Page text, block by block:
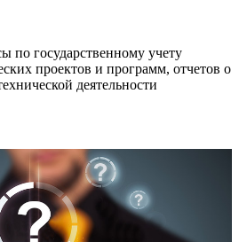
по государственному учету
проектов и программ, отчетов о
деятельности